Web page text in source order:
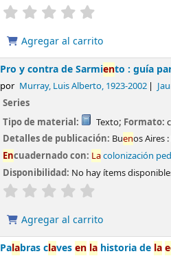
valoración
Agregar al carrito
Pro y contra de Sarmiento : guía
por Murray, Luis Alberto, 1923-2002
Series
Tipo de material:
Texto; Formato:
Detalles de publicación: Buenos Aires :
Encuadernado con: Lacolonización
Disponibilidad: No hay ítems
valoración
Agregar al carrito
Palabras clavesen la historia de la